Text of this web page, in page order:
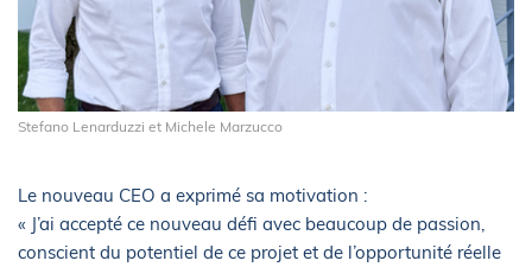
Stefano Lenarduzzi et Michele Marzucco
Le nouveau CEO a exprimé sa motivation :
« J’ai accepté ce nouveau défi avec beaucoup de passion,
conscient du potentiel de ce projet et de l’opportunité réelle